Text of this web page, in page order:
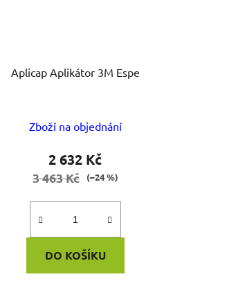
Aplicap Aplikátor 3M Espe
Zboží na objednání
2 632 Kč
3 463 Kč (–24 %)
DO KOŠÍKU